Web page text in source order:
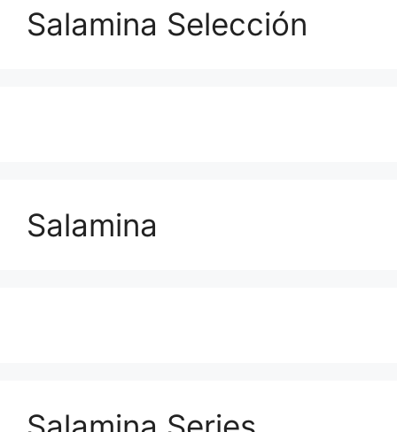
Salamina Selección
Salamina